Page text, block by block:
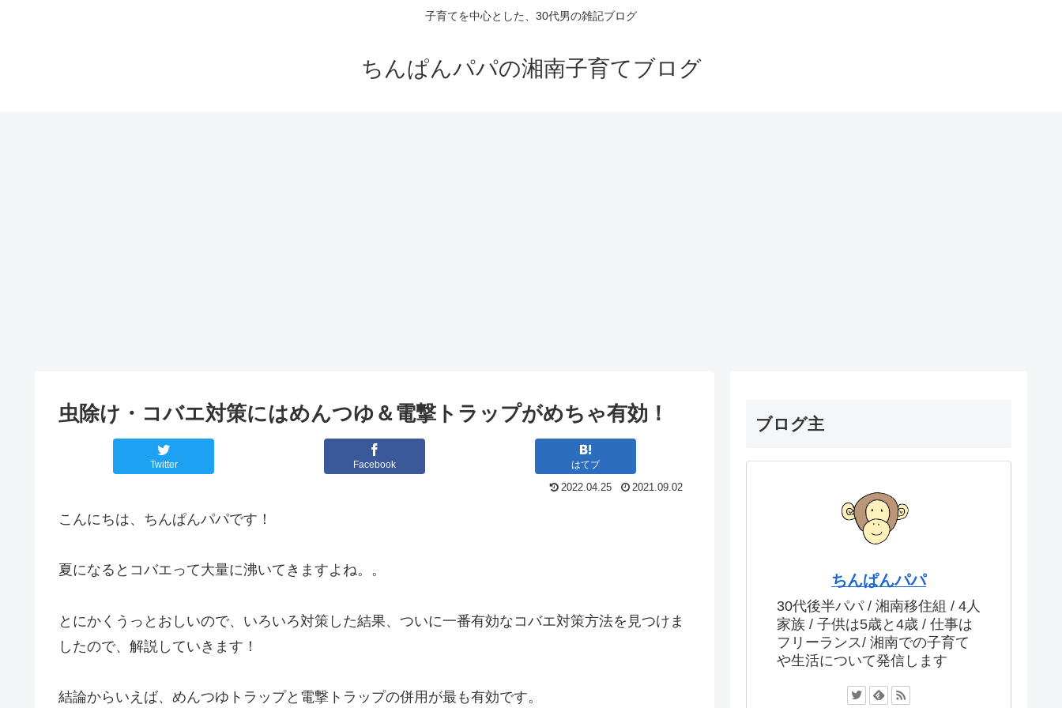
子育てを中心とした、30代男の雑記ブログ
ちんぱんパパの湘南子育てブログ
虫除け・コバエ対策にはめんつゆ＆電撃トラップがめちゃ有効！
Twitter Facebook はてブ
2022.04.25 2021.09.02
こんにちは、ちんぱんパパです！
夏になるとコバエって大量に沸いてきますよね。。
とにかくうっとおしいので、いろいろ対策した結果、ついに一番有効なコバエ対策方法を見つけま
したので、解説していきます！
結論からいえば、めんつゆトラップと電撃トラップの併用が最も有効です。
ブログ主
ちんぱんパパ
30代後半パパ / 湘南移住組 / 4人
家族 / 子供は5歳と4歳 / 仕事は
フリーランス/ 湘南での子育て
や生活について発信します